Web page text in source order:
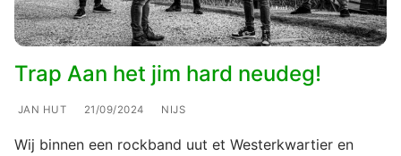
Trap Aan het jim hard neudeg!
JAN HUT 21/09/2024 NIJS
Wij binnen een rockband uut et Westerkwartier en